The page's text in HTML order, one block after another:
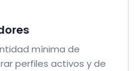
mínima de
perfiles activos y de